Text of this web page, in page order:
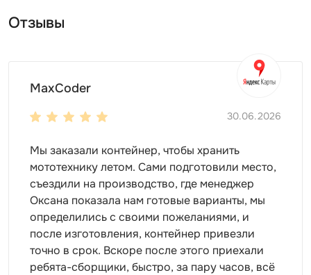
Отзывы
MaxCoder
30.06.2026
Мы заказали контейнер, чтобы хранить
мототехнику летом. Сами подготовили место,
съездили на производство, где менеджер
Оксана показала нам готовые варианты, мы
определились с своими пожеланиями, и
после изготовления, контейнер привезли
точно в срок. Вскоре после этого приехали
ребята-сборщики, быстро, за пару часов, всё